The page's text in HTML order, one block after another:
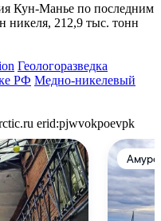
Кун-Манье по последним
никеля, 212,9 тыс. тонн
Геологоразведка
РФ Медно-никелевый
erid:pjwvokpoevpk